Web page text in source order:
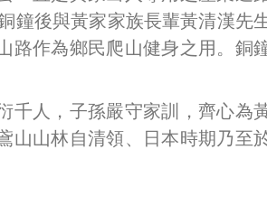
鐘後與黃家家族長輩黃清漢先
路作為鄉民爬山健身之用。銅
千人，子孫嚴守家訓，齊心為
山山林自清領、日本時期乃至